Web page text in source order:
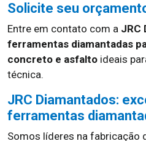
Solicite seu
Entre em contato com a JRC
ferramentas diamantadas
concreto e asfalto ideais
técnica.
JRC Diamantados:
ferramentas
Somos líderes na fabricação